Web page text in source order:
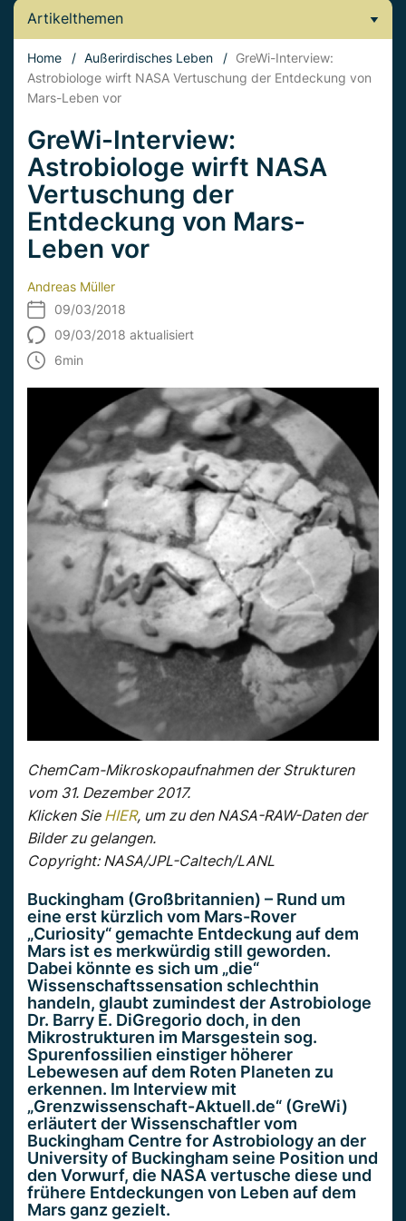
Artikelthemen
Home / Außerirdisches Leben / GreWi-Interview:
Astrobiologe wirft NASA Vertuschung der Entdeckung von
Mars-Leben vor
GreWi-Interview:
Astrobiologe wirft NASA
Vertuschung der
Entdeckung von Mars-
Leben vor
Andreas Müller
09/03/2018
09/03/2018 aktualisiert
6min
ChemCam-Mikroskopaufnahmen der Strukturen
vom 31. Dezember 2017.
Klicken Sie HIER, um zu den NASA-RAW-Daten der
Bilder zu gelangen.
Copyright: NASA/JPL-Caltech/LANL
Buckingham (Großbritannien) – Rund um
eine erst kürzlich vom Mars-Rover
„Curiosity“ gemachte Entdeckung auf dem
Mars ist es merkwürdig still geworden.
Dabei könnte es sich um „die“
Wissenschaftssensation schlechthin
handeln, glaubt zumindest der Astrobiologe
Dr. Barry E. DiGregorio doch, in den
Mikrostrukturen im Marsgestein sog.
Spurenfossilien einstiger höherer
Lebewesen auf dem Roten Planeten zu
erkennen. Im Interview mit
„Grenzwissenschaft-Aktuell.de“ (GreWi)
erläutert der Wissenschaftler vom
Buckingham Centre for Astrobiology an der
University of Buckingham seine Position und
den Vorwurf, die NASA vertusche diese und
frühere Entdeckungen von Leben auf dem
Mars ganz gezielt.